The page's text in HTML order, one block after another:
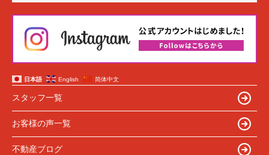
日本語 English 简体中文
スタッフ一覧
お客様の声一覧
不動産ブログ